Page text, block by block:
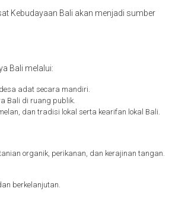
Kebudayaan Bali akan menjadi sumber
Bali melalui:
adat secara mandiri.
Bali di ruang publik.
dan tradisi lokal serta kearifan lokal Bali.
organik, perikanan, dan kerajinan tangan.
berkelanjutan.